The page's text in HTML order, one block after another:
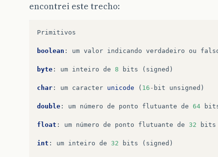
encontrei este trecho:
Primitivos
boolean : um valor indicando verdadeiro ou
byte : um inteiro de 8 bits ( signed )
char : um caracter unicode ( 16 - bit unsigned )
double : um número de ponto flutuante de 64
float : um número de ponto flutuante de 32 bits
int : um inteiro de 32 bits ( signed )